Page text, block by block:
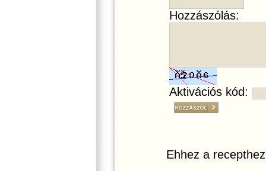
Hozzászólás:
Aktivációs kód:
Ehhez a